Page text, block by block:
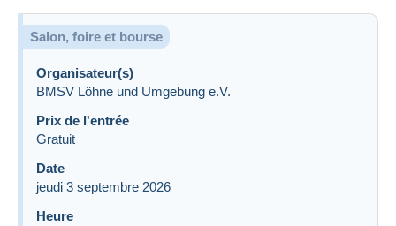
Salon, foire et bourse
Organisateur(s)
BMSV Löhne und Umgebung e.V.
Prix de l'entrée
Gratuit
Date
jeudi 3 septembre 2026
Heure